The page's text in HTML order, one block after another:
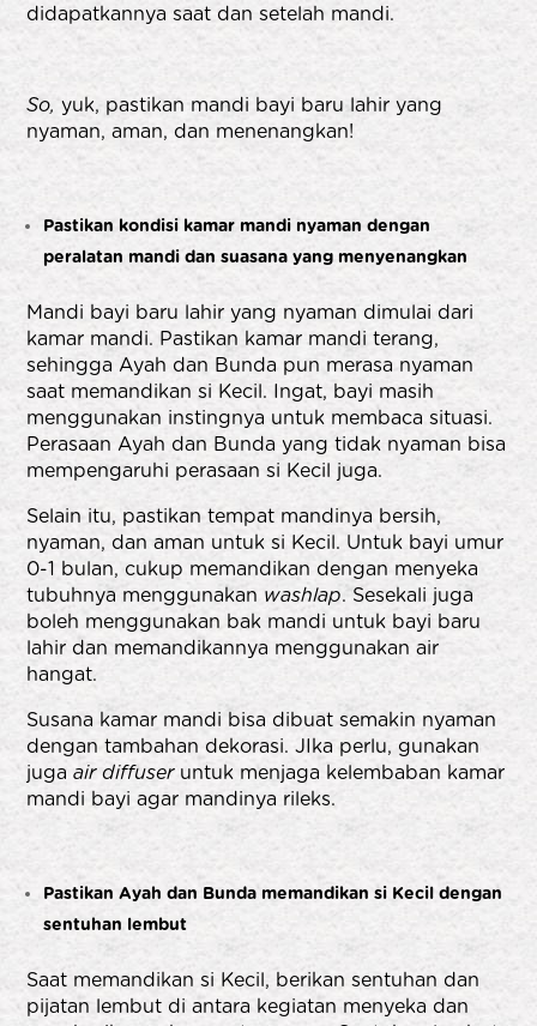
didapatkannya saat dan setelah mandi.
So, yuk, pastikan mandi bayi baru lahir yang
nyaman, aman, dan menenangkan!
Pastikan kondisi kamar mandi nyaman dengan
peralatan mandi dan suasana yang menyenangkan
Mandi bayi baru lahir yang nyaman dimulai dari
kamar mandi. Pastikan kamar mandi terang,
sehingga Ayah dan Bunda pun merasa nyaman
saat memandikan si Kecil. Ingat, bayi masih
menggunakan instingnya untuk membaca situasi.
Perasaan Ayah dan Bunda yang tidak nyaman bisa
mempengaruhi perasaan si Kecil juga.
Selain itu, pastikan tempat mandinya bersih,
nyaman, dan aman untuk si Kecil. Untuk bayi umur
0-1 bulan, cukup memandikan dengan menyeka
tubuhnya menggunakan washlap. Sesekali juga
boleh menggunakan bak mandi untuk bayi baru
lahir dan memandikannya menggunakan air
hangat.
Susana kamar mandi bisa dibuat semakin nyaman
dengan tambahan dekorasi. JIka perlu, gunakan
jugaair diffuseruntuk menjaga kelembaban kamar
mandi bayi agar mandinya rileks.
Pastikan Ayah dan Bunda memandikan si Kecil dengan
sentuhan lembut
Saat memandikan si Kecil, berikan sentuhan dan
pijatan lembut di antara kegiatan menyeka dan